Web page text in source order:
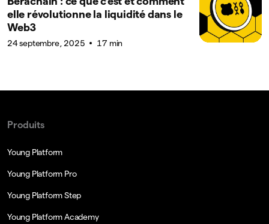
elle révolutionne la liquidité dans le
Web3
24 septembre, 2025 17 min
Produits
Young Platform
Young Platform Pro
Young Platform Step
Young Platform Academy